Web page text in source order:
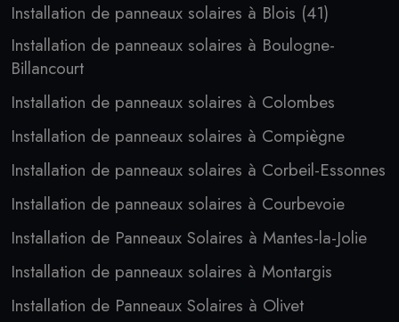
Installation de panneaux solaires à Blois (41)
Installation de panneaux solaires à Boulogne-
Billancourt
Installation de panneaux solaires à Colombes
Installation de panneaux solaires à Compiègne
Installation de panneaux solaires à Corbeil-Essonnes
Installation de panneaux solaires à Courbevoie
Installation de Panneaux Solaires à Mantes-la-Jolie
Installation de panneaux solaires à Montargis
Installation de Panneaux Solaires à Olivet